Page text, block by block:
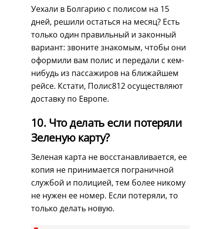
Уехали в Болгарию с полисом на 15
дней, решили остаться на месяц? Есть
только один правильный и законный
вариант: звоните знакомым, чтобы они
оформили вам полис и передали с кем-
нибудь из пассажиров на ближайшем
рейсе. Кстати, Полис812 осуществляют
доставку по Европе.
10. Что делать если потеряли
Зеленую карту?
Зеленая карта не восстанавливается, ее
копия не принимается пограничной
службой и полицией, тем более никому
не нужен ее номер. Если потеряли, то
только делать новую.